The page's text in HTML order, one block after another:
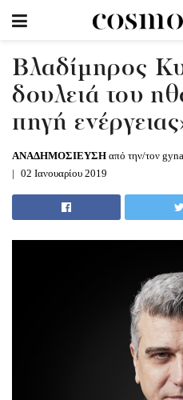
Βλαδίμηρος
δουλειά του
πηγή
ΑΝΑΔΗΜΟΣΙΕΥΣΗ από την/τον
02 Ιανουαρίου 2019